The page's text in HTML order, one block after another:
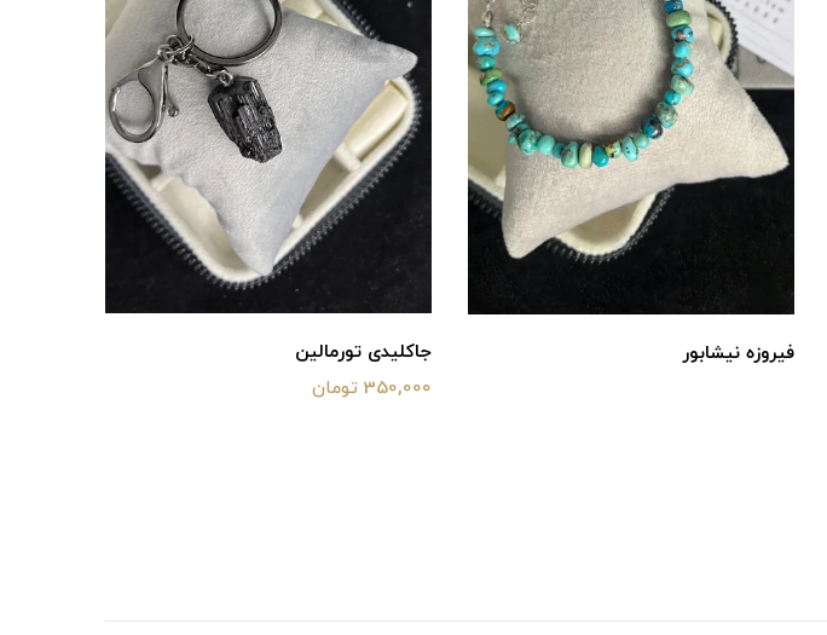
فیروزه نیشابور
جاکلیدی تورمالین
350,000 تومان